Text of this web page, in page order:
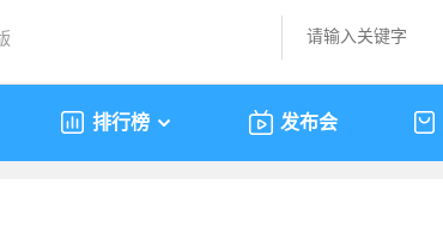
排行榜 发布会